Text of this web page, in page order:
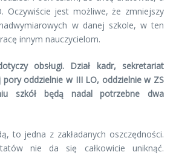
Oczywiście jest możliwe, że zmniejszy
w danej szkole, w ten
innym nauczycielom.
obsługi. Dział kadr, sekretariat
oddzielnie w III LO, oddzielnie w ZS
szkół będą nadal potrzebne dwa
to jedna z zakładanych oszczędności.
nie da się całkowicie uniknąć.